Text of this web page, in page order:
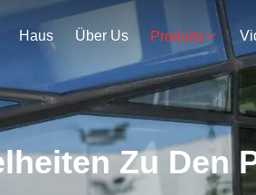
Haus Über Us Produits
Zu Den